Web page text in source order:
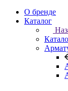
О бренде
Каталог